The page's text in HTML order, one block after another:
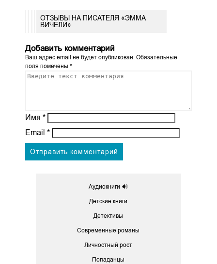
ОТЗЫВЫ НА ПИСАТЕЛЯ «ЭММА
ВИЧЕЛИ»
Добавить комментарий
Ваш адрес email не будет опубликован.Обязательные
поля помечены *
Имя *
Email *
Аудиокниги 🔊
Детские книги
Детективы
Современные романы
Личностный рост
Попаданцы